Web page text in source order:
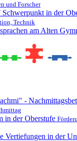
und Forscher
in der
Technik
am Alten
-
in der Oberstufe
Vertiefungen in der